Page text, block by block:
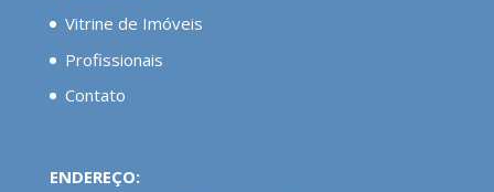
Vitrine de Imóveis
Profissionais
Contato
ENDEREÇO: